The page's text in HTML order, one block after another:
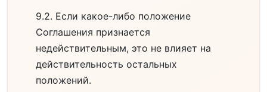
9.2. Если какое-либо положение
Соглашения признается
недействительным, это не влияет на
действительность остальных
положений.